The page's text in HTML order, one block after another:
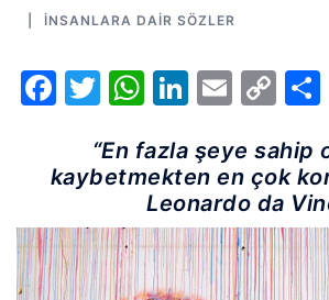
İNSANLARA DAIR SÖZLER
Facebook
Twitter
WhatsApp
LinkedIn
Email
“En fazla şeye sahip
kaybetmekten en çok
Leonardo da